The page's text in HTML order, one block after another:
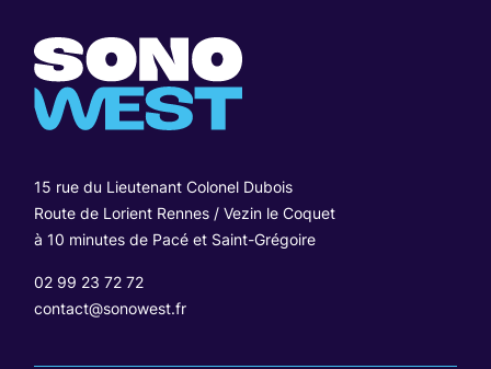
15 rue du Lieutenant Colonel Dubois
Route de Lorient Rennes / Vezin le Coquet
à 10 minutes de Pacé et Saint-Grégoire
02 99 23 72 72
contact@sonowest.fr